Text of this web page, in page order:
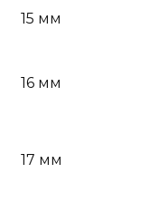
15 мм
16 мм
17 мм